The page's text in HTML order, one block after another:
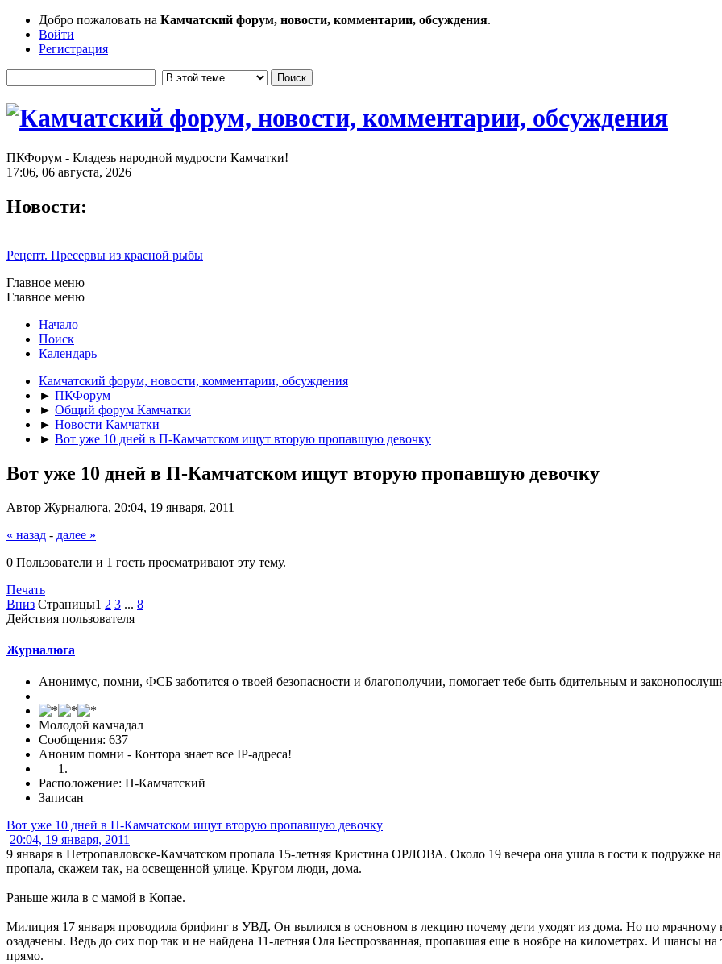
Добро пожаловать на Камчатский форум, новости, комментарии, обсуждения.
Войти
Регистрация
ПКФорум - Кладезь народной мудрости Камчатки!
17:06, 06 августа, 2026
Новости:
Рецепт. Пресервы из красной рыбы
Главное меню
Главное меню
Начало
Поиск
Календарь
Камчатский форум, новости, комментарии, обсуждения
► ПКФорум
► Общий форум Камчатки
► Новости Камчатки
► Вот уже 10 дней в П-Камчатском ищут вторую пропавшую девочку
Вот уже 10 дней в П-Камчатском ищут вторую пропавшую девочку
Автор Журналюга, 20:04, 19 января, 2011
« назад - далее »
0 Пользователи и 1 гость просматривают эту тему.
Печать
Вниз Страницы1 2 3 ... 8
Действия пользователя
Журналюга
Анонимус, помни, ФСБ заботится о твоей безопасности и благополучии, помогает тебе быть бдительным и
Молодой камчадал
Сообщения: 637
Аноним помни - Контора знает все IP-адреса!
Расположение: П-Камчатский
Записан
Вот уже 10 дней в П-Камчатском ищут вторую пропавшую девочку
20:04, 19 января, 2011
9 января в Петропавловске-Камчатском пропала 15-летняя Кристина ОРЛОВА. Около 19 вечера она ушла в гости к подружке
пропала, скажем так, на освещенной улице. Кругом люди, дома.
Раньше жила в с мамой в Копае.
Милиция 17 января проводила брифинг в УВД. Он вылился в основном в лекцию почему дети уходят из дома. Но по
озадачены. Ведь до сих пор так и не найдена 11-летняя Оля Беспрозванная, пропавшая еще в ноябре на километрах. И шансы
прямо.